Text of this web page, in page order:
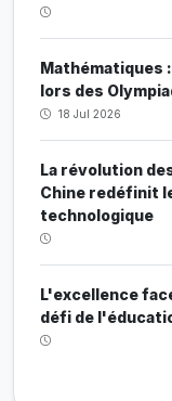
Mathématiques
lors des
18 Jul 2026
La révolution
Chine redéfinit
technologique
L'excellence
défi de